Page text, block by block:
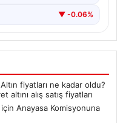
▼ -0.06%
fiyatları ne kadar oldu?
alış satış fiyatları
için Anayasa Komisyonuna